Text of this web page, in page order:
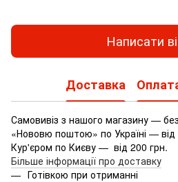
Написати
Доставка
Самовивіз з нашого магазину —
«Нововю поштою» по Україні — від
Кур'єром по Києву — від 200 грн.
Більше інформації про доставку
Готівкою при отриманні